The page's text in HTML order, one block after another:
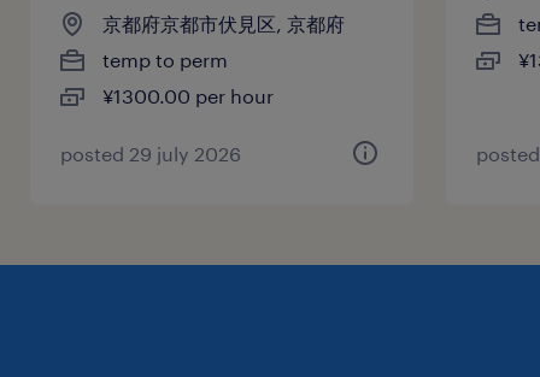
京都府京都市伏見区, 京都府
temp to perm
¥1300.00 per hour
posted 29 july 2026